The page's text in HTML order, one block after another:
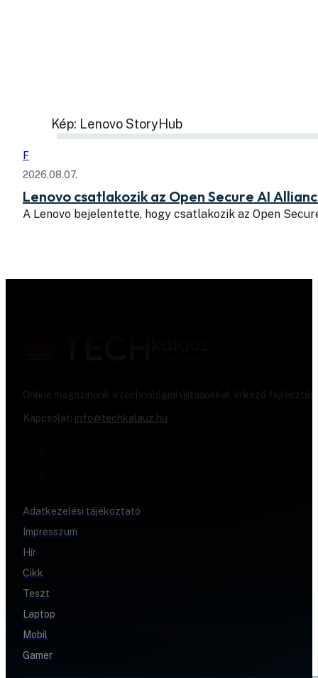
Kép: Lenovo StoryHub
F
2026.08.07.
Lenovo csatlakozik az Open Secure AI
A Lenovo bejelentette, hogy csatlakozik az Open
Online magazinunk a technológiai újításokkal, érkező
Kapcsolat: info@techkalauz.hu
Adatkezelési tájékoztató
Impresszum
Hír
Cikk
Teszt
Laptop
Mobil
Gamer